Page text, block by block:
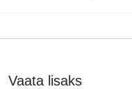
Vaata lisaks